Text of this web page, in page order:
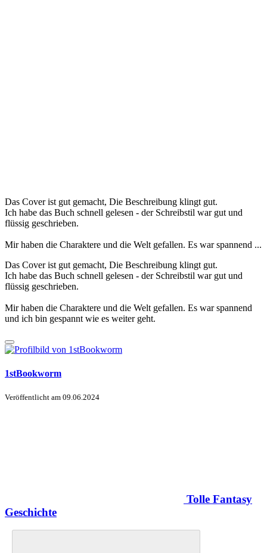
Das Cover ist gut gemacht, Die Beschreibung klingt gut.
Ich habe das Buch schnell gelesen - der Schreibstil war gut und
flüssig geschrieben.
Mir haben die Charaktere und die Welt gefallen. Es war spannend ...
Das Cover ist gut gemacht, Die Beschreibung klingt gut.
Ich habe das Buch schnell gelesen - der Schreibstil war gut und
flüssig geschrieben.
Mir haben die Charaktere und die Welt gefallen. Es war spannend
und ich bin gespannt wie es weiter geht.
1stBookworm
Veröffentlicht am 09.06.2024
Tolle Fantasy
Geschichte